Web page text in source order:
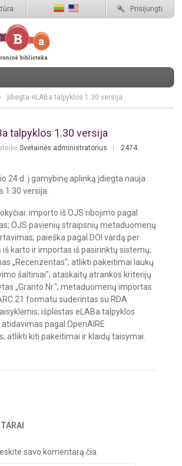
Prisijungti
Įdiegta eLABa talpyklos 1.30 versija
talpyklos 1.30 versija
Svetainės administratorius
2474
24 d. į gamybinę aplinką įdiegta nauja
1.30 versija.
importo iš OJS ribojimo pagal
OJS pavienių straipsnių metaduomenų
paieška pagal DOI vardą per
iš karto ir importas iš pasirinktų sistemų;
„Recenzentas"; atlikti pakeitimai laukų
šaltiniai"; ataskaitų atrankos kriterijų
„Granto Nr."; metaduomenų importas
21 formatu suderintas su RDA
išplėstas eLABa talpyklos
pagal OpenAIRE
atlikti kiti pakeitimai ir klaidų taisymai.
savo komentarą čia.